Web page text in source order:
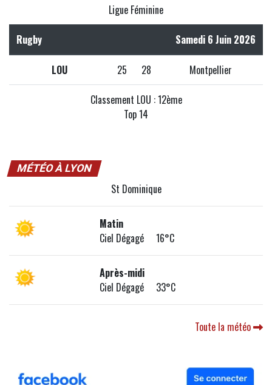
Ligue Féminine
Rugby Samedi 6 Juin 2026
LOU 25 28 Montpellier
Classement LOU : 12ème
Top 14
MÉTÉO À LYON
St Dominique
Matin
Ciel Dégagé 16°C
Après-midi
Ciel Dégagé 33°C
Toute la météo